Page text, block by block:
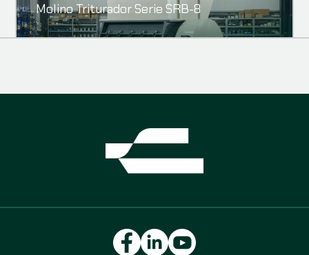
Molino Triturador Serie SRB-8